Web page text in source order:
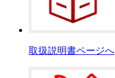
取扱説明書ページへ